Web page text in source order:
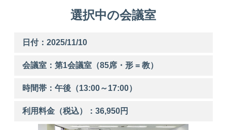
選択中の会議室
日付：2025/11/10
会議室：第1会議室（85席・形 = 教）
時間帯：午後 （13:00～17:00）
利用料金（税込）：36,950円